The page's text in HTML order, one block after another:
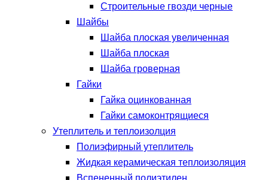
Строительные гвозди черные
Шайбы
Шайба плоская увеличенная
Шайба плоская
Шайба гроверная
Гайки
Гайка оцинкованная
Гайки самоконтрящиеся
Утеплитель и теплоизолция
Полиэфирный утеплитель
Жидкая керамическая теплоизоляция